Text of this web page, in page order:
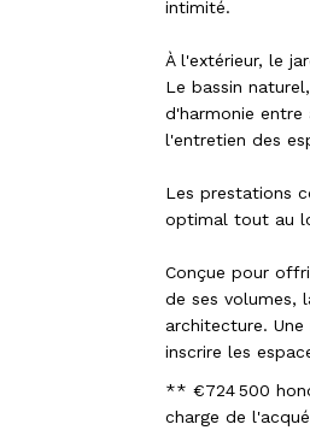
intimité.
À l'extérieur, le
Le bassin
d'harmonie entre
l'entretien des
Les prestations
optimal tout au
Conçue pour
de ses volumes,
architecture.
inscrire les
** €724 500
charge de